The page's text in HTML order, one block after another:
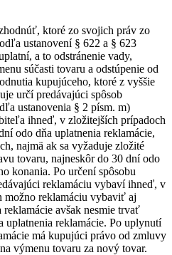
ktoré zo svojich práv zo
ustanovení § 622 a § 623
a to odstránenie vady,
súčasti tovaru a odstúpenie od
kupujúceho, ktoré z vyššie
určí predávajúci spôsob
ustanovenia § 2 písm. m)
ihneď, v zložitejších prípadoch
odo dňa uplatnenia reklamácie,
najmä ak sa vyžaduje zložité
tovaru, najneskôr do 30 dní odo
konania. Po určení spôsobu
reklamáciu vybaví ihneď, v
možno reklamáciu vybaviť aj
reklamácie avšak nesmie trvať
uplatnenia reklamácie. Po uplynutí
má kupujúci právo od zmluvy
výmenu tovaru za nový tovar.